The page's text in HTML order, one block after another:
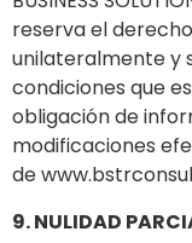
reserva el
unilateralmente y
condiciones que
obligación de
modificaciones
de
9. NULIDAD